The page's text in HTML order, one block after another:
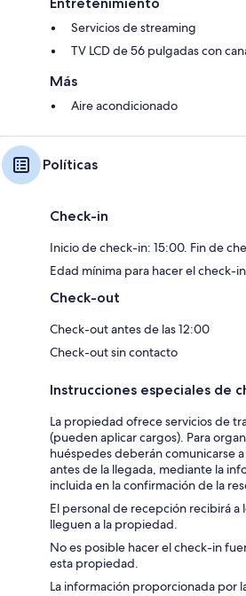
Servicios de streaming
TV LCD de 56 pulgadas con
Más
Aire acondicionado
Políticas
Check-in
Inicio de check-in: 15:00. Fin de
Edad mínima para hacer el check-
Check-out
Check-out antes de las 12:00
Check-out sin contacto
Instrucciones especiales de
La propiedad ofrece servicios de
(pueden aplicar cargos). Para
huéspedes deberán comunicarse
antes de la llegada, mediante la
incluida en la confirmación de la
El personal de recepción recibirá a
lleguen a la propiedad.
No es posible hacer el check-in
esta propiedad.
La información proporcionada por